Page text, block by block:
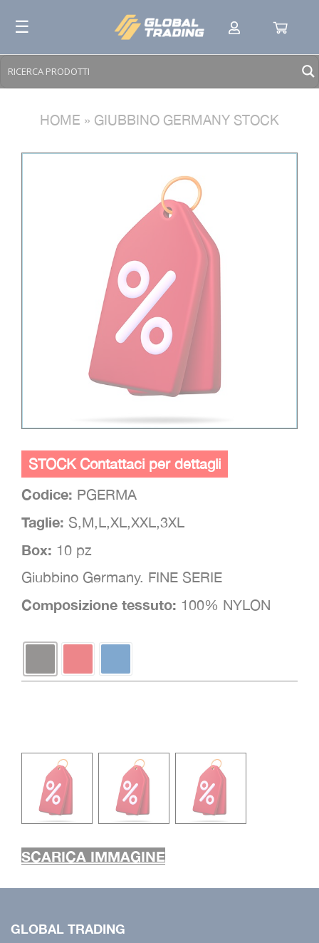
content
☰
HOME » GIUBBINO GERMANY STOCK
STOCK Contattaci per dettagli
Codice: PGERMA
Taglie: S,M,L,XL,XXL,3XL
Box: 10 pz
Giubbino Germany. FINE SERIE
Composizione tessuto: 100% NYLON
SCARICA IMMAGINE
GLOBAL TRADING